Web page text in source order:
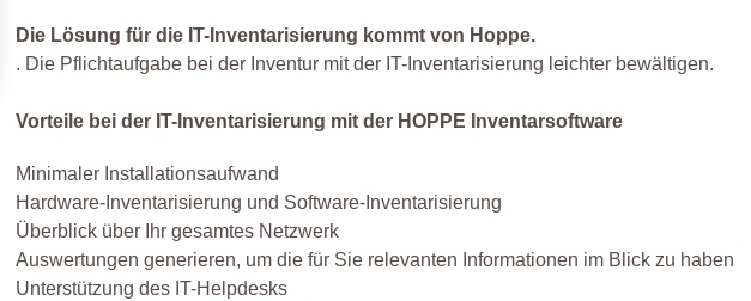
Die Lösung für die IT-Inventarisierung kommt von Hoppe.
. Die Pflichtaufgabe bei der Inventur mit der IT-Inventarisierung leichter bewältigen.
Vorteile bei der IT-Inventarisierung mit der HOPPE Inventarsoftware
Minimaler Installationsaufwand
Hardware-Inventarisierung und Software-Inventarisierung
Überblick über Ihr gesamtes Netzwerk
Auswertungen generieren, um die für Sie relevanten Informationen im Blick zu haben
Unterstützung des IT-Helpdesks